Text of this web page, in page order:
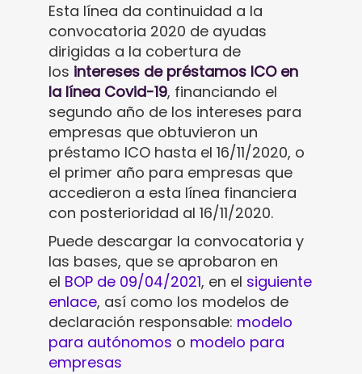
Esta línea da continuidad a la
convocatoria 2020 de ayudas
dirigidas a la cobertura de
los intereses de préstamos ICO en
la línea Covid-19, financiando el
segundo año de los intereses para
empresas que obtuvieron un
préstamo ICO hasta el 16/11/2020, o
el primer año para empresas que
accedieron a esta línea financiera
con posterioridad al 16/11/2020.
Puede descargar la convocatoria y
las bases, que se aprobaron en
el BOP de 09/04/2021, en el siguiente
enlace, así como los modelos de
declaración responsable: modelo
para autónomos o modelo para
empresas